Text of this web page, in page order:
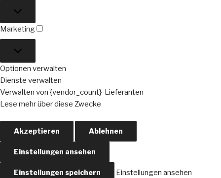
Marketing
Optionen verwalten
Dienste verwalten
Verwalten von {vendor_count}-Lieferanten
Lese mehr über diese Zwecke
Akzeptieren Ablehnen
Einstellungen ansehen
Einstellungen speichern
Einstellungen ansehen